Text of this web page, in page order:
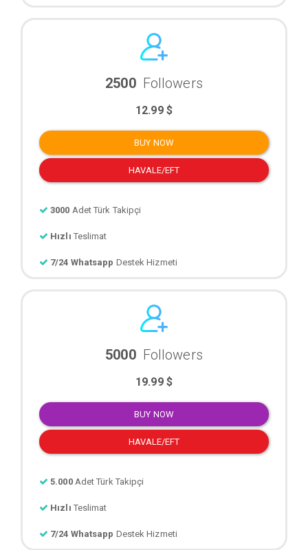
2500 Followers
12.99 $
BUY NOW
HAVALE/EFT
3000 Adet Türk Takipçi
Hızlı Teslimat
7/24 Whatsapp Destek Hizmeti
5000 Followers
19.99 $
BUY NOW
HAVALE/EFT
5.000 Adet Türk Takipçi
Hızlı Teslimat
7/24 Whatsapp Destek Hizmeti